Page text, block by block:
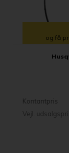
og få
Kontantpris
Vejl.